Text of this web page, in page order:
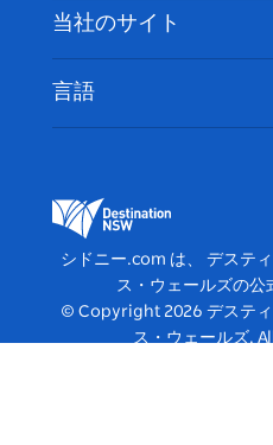
クッキーに関する通知
イベント
宿泊施設
旅行情報
アクセシブルシドニー
ビジネスを登録する
当社のサイト
デスティネーション・
ズメディアセンター
ビビッド・シドニー
言語
シドニー.com は、 デステ
ス・ウェールズの公
© Copyright 2026 デステ
ス・ウェールズ.